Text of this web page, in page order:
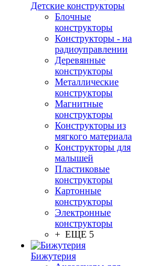
Детские конструкторы
Блочные
конструкторы
Конструкторы - на
радиоуправлении
Деревянные
конструкторы
Металлические
конструкторы
Магнитные
конструкторы
Конструкторы из
мягкого материала
Конструкторы для
малышей
Пластиковые
конструкторы
Картонные
конструкторы
Электронные
конструкторы
+ ЕЩЕ 5
Бижутерия